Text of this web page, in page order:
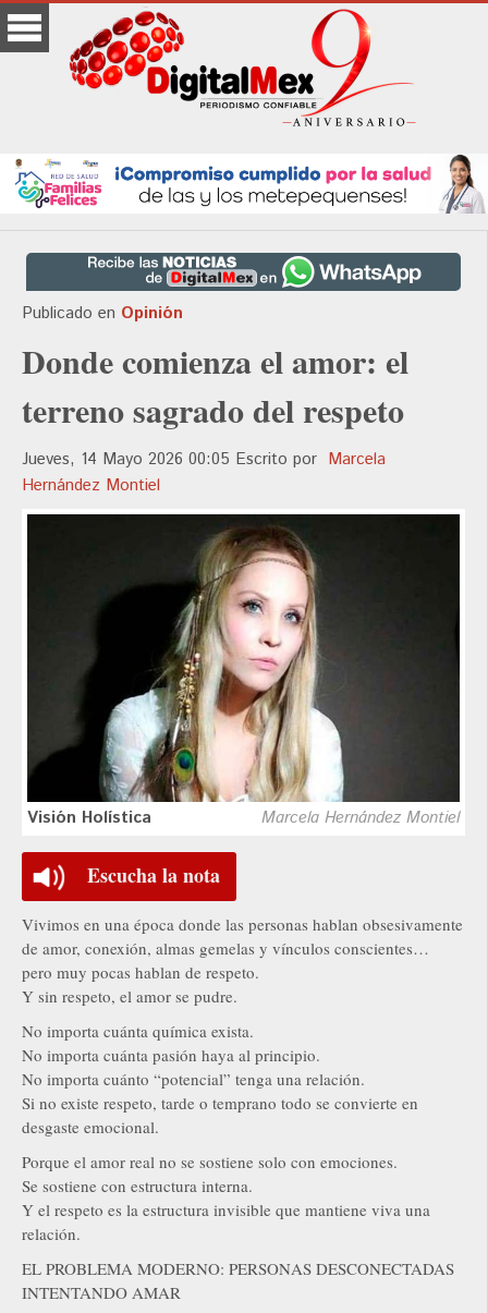
Publicado en Opinión
Donde comienza el amor: el
terreno sagrado del respeto
Jueves, 14 Mayo 2026 00:05 Escrito por Marcela
Hernández Montiel
Visión Holística Marcela Hernández Montiel
Escucha la nota
Vivimos en una época donde las personas hablan obsesivamente
de amor, conexión, almas gemelas y vínculos conscientes…
pero muy pocas hablan de respeto.
Y sin respeto, el amor se pudre.
No importa cuánta química exista.
No importa cuánta pasión haya al principio.
No importa cuánto “potencial” tenga una relación.
Si no existe respeto, tarde o temprano todo se convierte en
desgaste emocional.
Porque el amor real no se sostiene solo con emociones.
Se sostiene con estructura interna.
Y el respeto es la estructura invisible que mantiene viva una
relación.
EL PROBLEMA MODERNO: PERSONAS DESCONECTADAS
INTENTANDO AMAR